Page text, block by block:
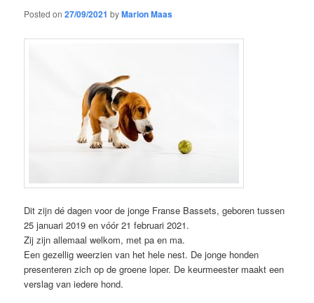
Posted on27/09/2021 byMarion Maas
Dit zijn dé dagen voor de jonge Franse Bassets, geboren tussen
25 januari 2019 en vóór 21 februari 2021.
Zij zijn allemaal welkom, met pa en ma.
Een gezellig weerzien van het hele nest. De jonge honden
presenteren zich op de groene loper. De keurmeester maakt een
verslag van iedere hond.